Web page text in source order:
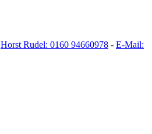
Horst Rudel: 0160 94660978 - E-Mail: